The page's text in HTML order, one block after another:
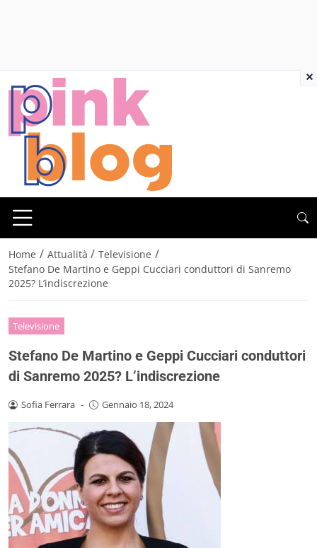
Home / Attualità / Televisione /
Stefano De Martino e Geppi Cucciari conduttori di Sanremo
2025? L’indiscrezione
Televisione
Stefano De Martino e Geppi Cucciari conduttori
di Sanremo 2025? L’indiscrezione
Sofia Ferrara - Gennaio 18, 2024
×